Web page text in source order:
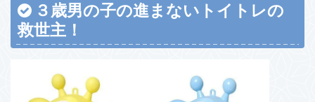
３歳男の子の進まないトイトレの
救世主！